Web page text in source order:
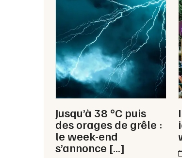
Jusqu’à 38 °C puis
des orages de grêle :
le week-end
s’annonce […]